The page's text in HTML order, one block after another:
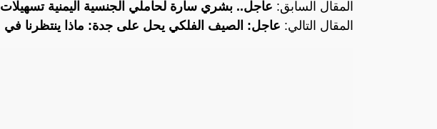
المقال السابق: عاجل.. بشري سارة لحاملي الجنسية اليمنية تسهيلات
المقال التالي: عاجل: الصيف الفلكي يحل على جدة: ماذا ينتظرنا في